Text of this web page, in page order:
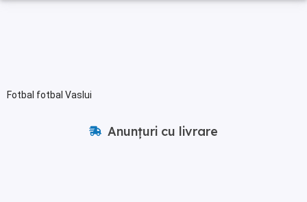
Fotbal fotbal Vaslui
Anunțuri cu livrare